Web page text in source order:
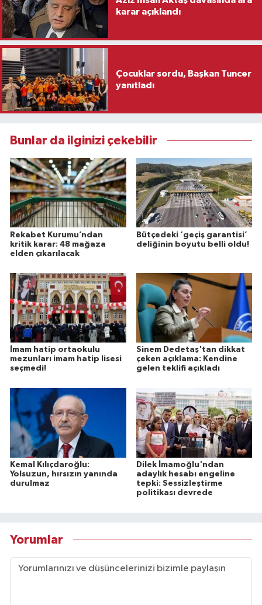
karar açıklandı
Çocuklar sordu, Başkan Tuncer
yanıtladı
Bunlar da ilginizi çekebilir
Rekabet Kurumu’ndan
kritik karar: 48 mağaza
elden çıkarılacak
Bütçedeki ‘geçiş garantisi’
deliğinin boyutu belli oldu!
İmam hatip ortaokulu
mezunları imam hatip lisesi
seçmedi!
Sinem Dedetaş'tan dikkat
çeken açıklama: Kendine
gelen teklifi açıkladı
Kemal Kılıçdaroğlu:
Yolsuzun, hırsızın yanında
durulmaz
Dilek İmamoğlu'ndan
adaylık hesabı engeline
tepki: Sessizleştirme
politikası devrede
Yorumlar